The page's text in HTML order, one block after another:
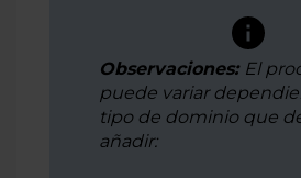
Observaciones: El
puede variar
tipo de dominio que
añadir: